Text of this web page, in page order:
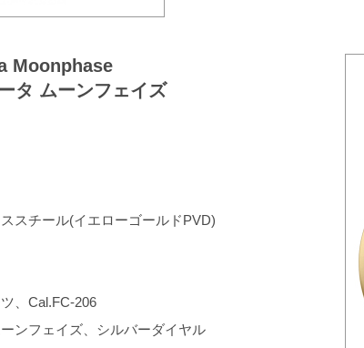
Moonphase
タ ムーンフェイズ
スチール(イエローゴールドPVD)
、Cal.FC-206
ンフェイズ、シルバーダイヤル